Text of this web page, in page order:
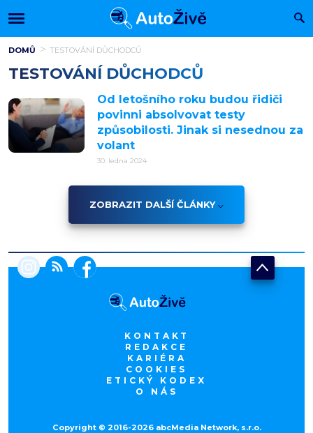
DOMŮ TESTOVÁNÍ DŮCHODCŮ
TESTOVÁNÍ DŮCHODCŮ
Od letošního roku budou řidiči
povinni absolvovat testy
způsobilosti. Jinak si nesednou za
volant
30. ledna 2024
ZOBRAZIT DALŠÍ ČLÁNKY
KONTAKT
REDAKCE
KARIÉRA
COOKIES
ETICKÝ KODEX
O NÁS
Copyright © 2016-2026 abcMedia Network, s.r.o.